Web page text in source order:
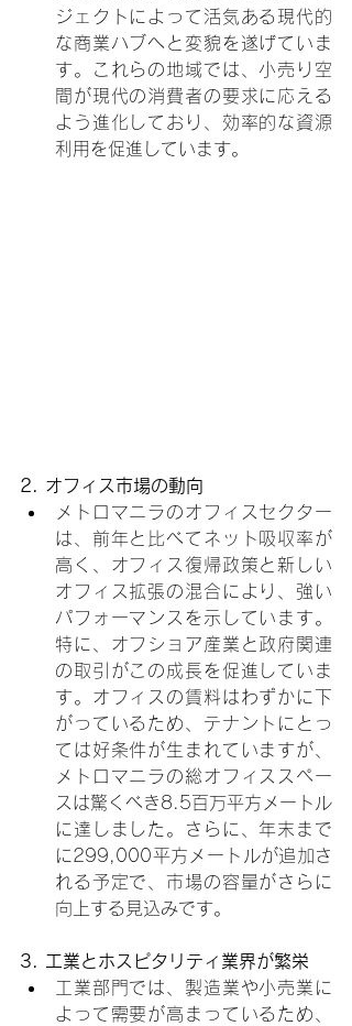
ジェクトによって活気ある現代的
な商業ハブへと変貌を遂げていま
す。これらの地域では、小売り空
間が現代の消費者の要求に応える
よう進化しており、効率的な資源
利用を促進しています。
2. オフィス市場の動向
メトロマニラのオフィスセクター
は、前年と比べてネット吸収率が
高く、オフィス復帰政策と新しい
オフィス拡張の混合により、強い
パフォーマンスを示しています。
特に、オフショア産業と政府関連
の取引がこの成長を促進していま
す。オフィスの賃料はわずかに下
がっているため、テナントにとっ
ては好条件が生まれていますが、
メトロマニラの総オフィススペー
スは驚くべき8.5百万平方メートル
に達しました。さらに、年末まで
に299,000平方メートルが追加さ
れる予定で、市場の容量がさらに
向上する見込みです。
3. 工業とホスピタリティ業界が繁栄
工業部門では、製造業や小売業に
よって需要が高まっているため、